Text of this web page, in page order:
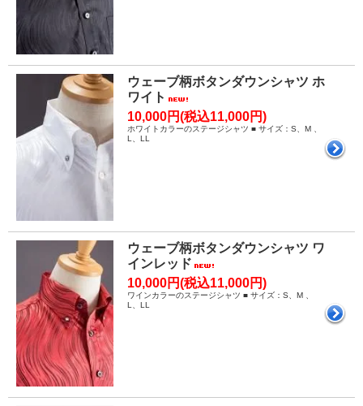
ウェーブ柄ボタンダウンシャツ ホ
ワイト
10,000円(税込11,000円)
ホワイトカラーのステージシャツ ■ サイズ：S、M 、
L、LL
ウェーブ柄ボタンダウンシャツ ワ
インレッド
10,000円(税込11,000円)
ワインカラーのステージシャツ ■ サイズ：S、M 、
L、LL